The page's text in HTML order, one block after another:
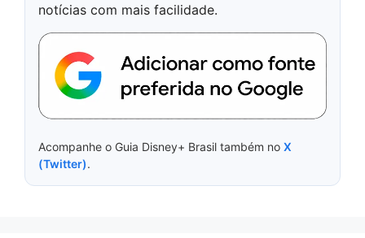
notícias com mais facilidade.
Acompanhe o Guia Disney+ Brasil também no X
(Twitter).